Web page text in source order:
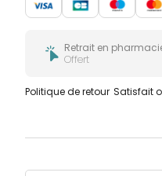
Retrait en
Offert
Politique de retour Satisfait